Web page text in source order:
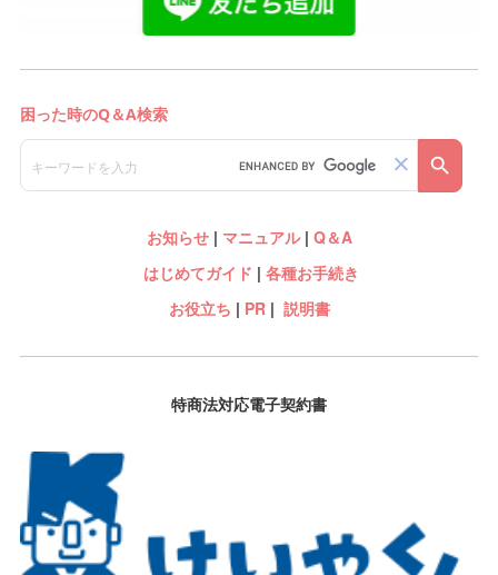
お知らせ| マニュアル| Q＆A
はじめてガイド | 各種お手続き
お役立ち | PR| 説明書
特商法対応電子契約書